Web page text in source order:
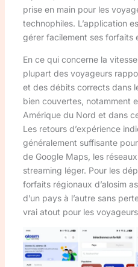
prise en main pour les
technophiles. L’application
gérer facilement ses forfaits
En ce qui concerne la
plupart des voyageurs
et des débits corrects dans
bien couvertes, notamment
Amérique du Nord et dans
Les retours d’expérience
généralement suffisante
de Google Maps, les
streaming léger. Pour les
forfaits régionaux d’alosim
d’un pays à l’autre sans
vrai atout pour les